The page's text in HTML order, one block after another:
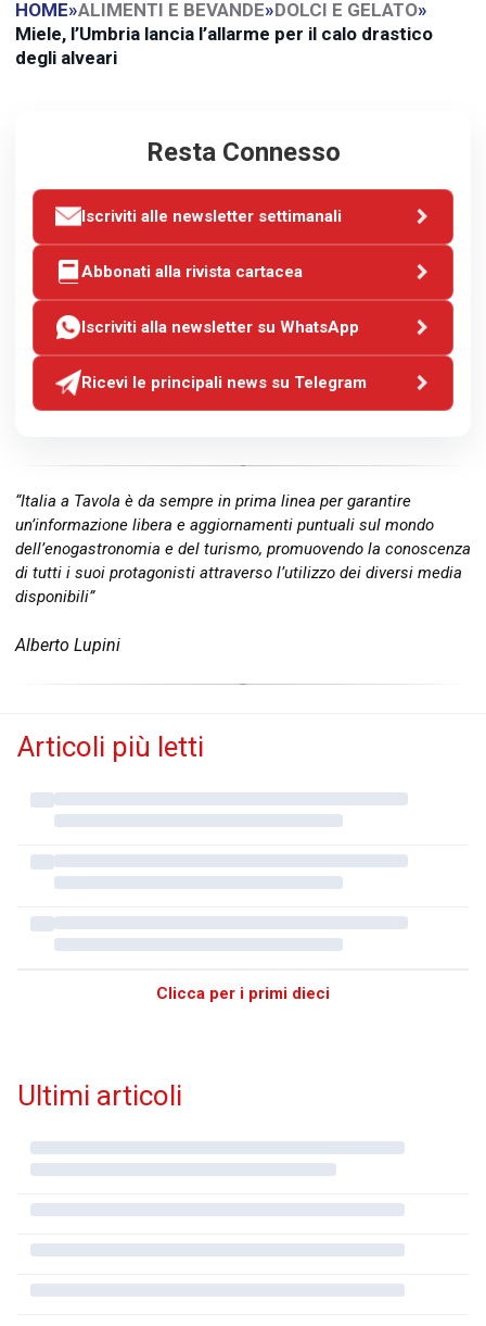
HOME»ALIMENTI E BEVANDE»DOLCI E GELATO»
Miele, l’Umbria lancia l’allarme per il calo drastico
degli alveari
Resta Connesso
Iscriviti alle newsletter settimanali
Abbonati alla rivista cartacea
Iscriviti alla newsletter su WhatsApp
Ricevi le principali news su Telegram
“Italia a Tavola è da sempre in prima linea per garantire
un’informazione libera e aggiornamenti puntuali sul mondo
dell’enogastronomia e del turismo, promuovendo la conoscenza
di tutti i suoi protagonisti attraverso l’utilizzo dei diversi media
disponibili”
Alberto Lupini
Articoli più letti
Clicca per i primi dieci
Ultimi articoli